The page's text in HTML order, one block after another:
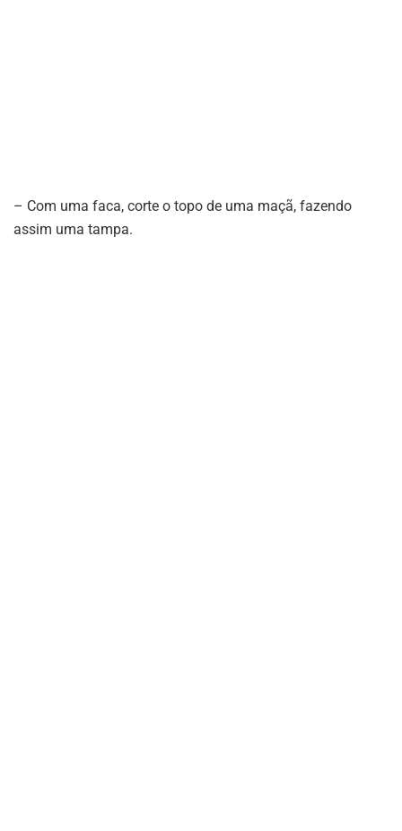
– Com uma faca, corte o topo de uma maçã, fazendo
assim uma tampa.